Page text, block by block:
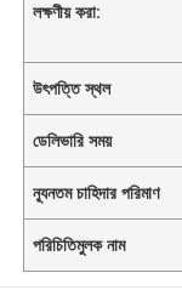
লক্ষণীয় করা:
উৎপত্তি স্থল
ডেলিভারি সময়
ন্যূনতম চাহিদার পরিমাণ
পরিচিতিমুলক নাম